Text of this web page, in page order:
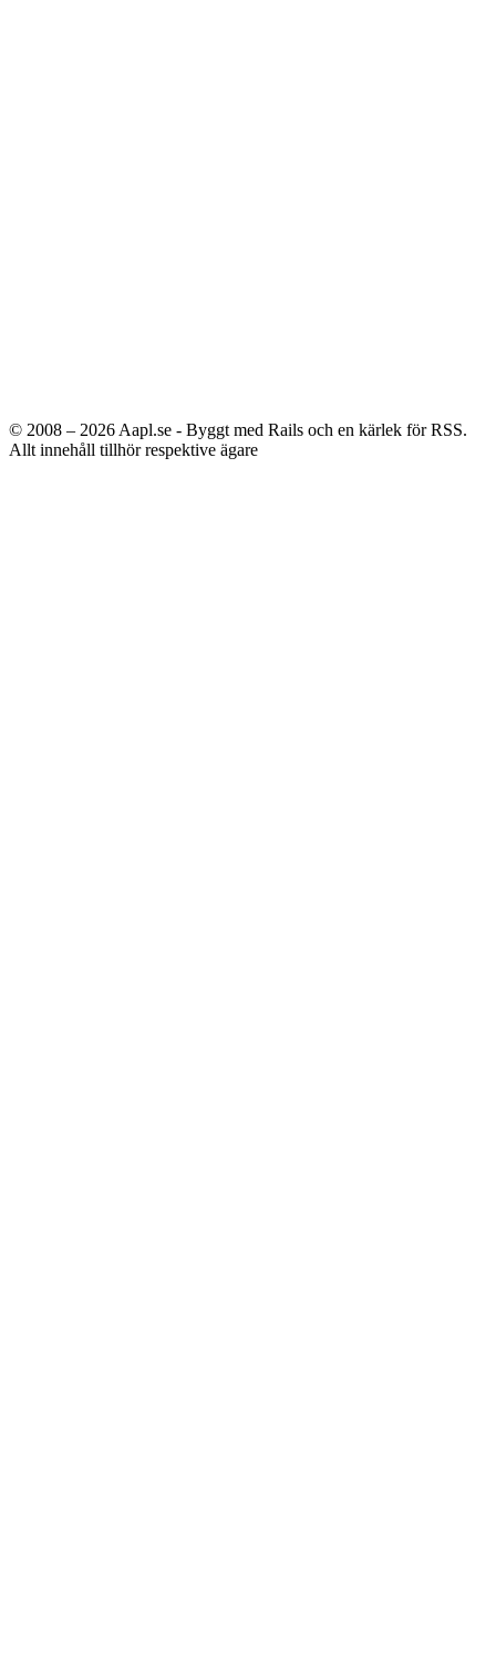
© 2008 – 2026 Aapl.se - Byggt med Rails och en kärlek för RSS.
Allt innehåll tillhör respektive ägare